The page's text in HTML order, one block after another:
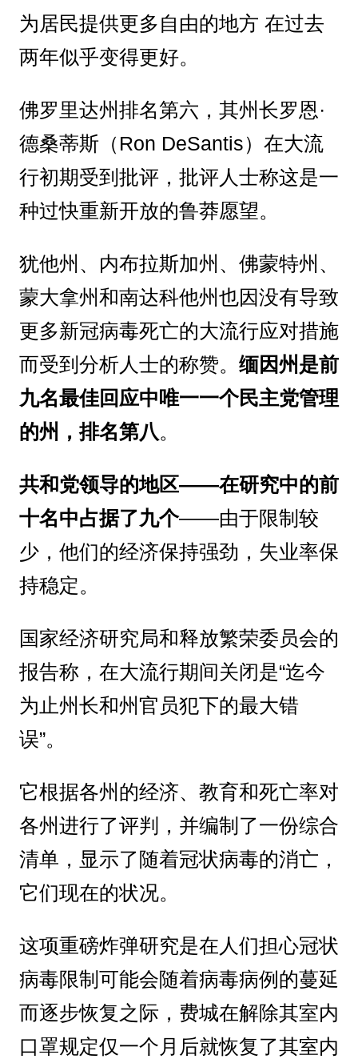
为居民提供更多自由的地方 在过去
两年似乎变得更好。
佛罗里达州排名第六，其州长罗恩·
德桑蒂斯（Ron DeSantis）在大流
行初期受到批评，批评人士称这是一
种过快重新开放的鲁莽愿望。
犹他州、内布拉斯加州、佛蒙特州、
蒙大拿州和南达科他州也因没有导致
更多新冠病毒死亡的大流行应对措施
而受到分析人士的称赞。 缅因州是前
九名最佳回应中唯一一个民主党管理
的州，排名第八。
共和党领导的地区——在研究中的前
十名中占据了九个——由于限制较
少，他们的经济保持强劲，失业率保
持稳定。
国家经济研究局和释放繁荣委员会的
报告称，在大流行期间关闭是“迄今
为止州长和州官员犯下的最大错
误”。
它根据各州的经济、教育和死亡率对
各州进行了评判，并编制了一份综合
清单，显示了随着冠状病毒的消亡，
它们现在的状况。
这项重磅炸弹研究是在人们担心冠状
病毒限制可能会随着病毒病例的蔓延
而逐步恢复之际，费城在解除其室内
口罩规定仅一个月后就恢复了其室内